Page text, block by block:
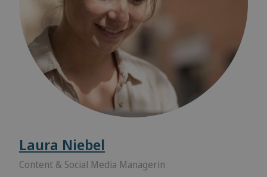
Laura Niebel
Content & Social Media Managerin